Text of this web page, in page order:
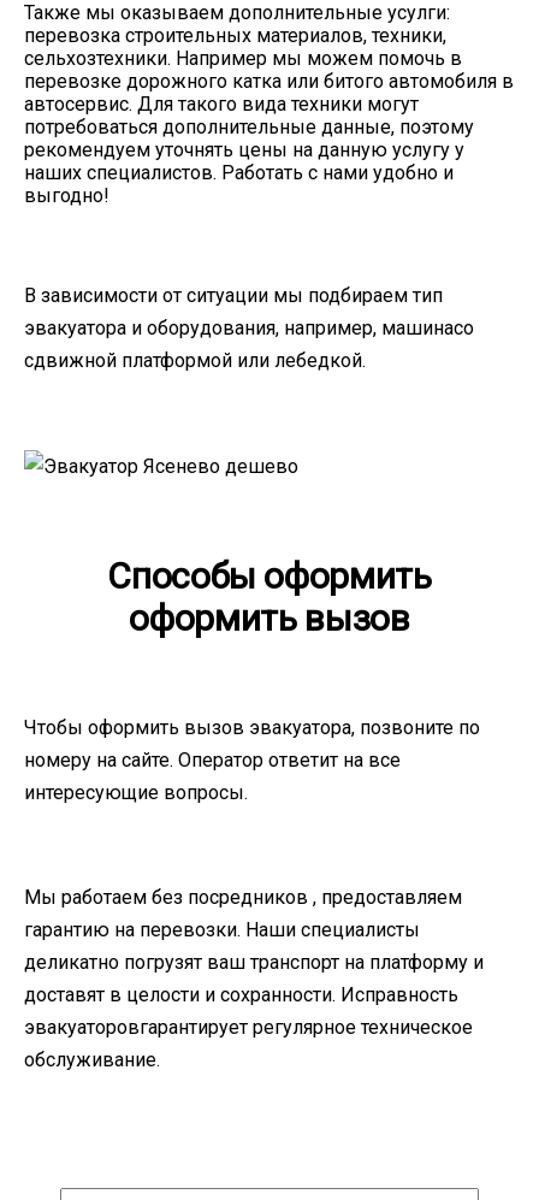
Также мы оказываем дополнительные усулги:
перевозка строительных материалов, техники,
сельхозтехники. Например мы можем помочь в
перевозке дорожного катка или битого автомобиля в
автосервис. Для такого вида техники могут
потребоваться дополнительные данные, поэтому
рекомендуем уточнять цены на данную услугу у
наших специалистов. Работать с нами удобно и
выгодно!
В зависимости от ситуации мы подбираем тип
эвакуатора и оборудования, например, машинасо
сдвижной платформой или лебедкой.
Способы оформить
оформить вызов
Чтобы оформить вызов эвакуатора, позвоните по
номеру на сайте. Оператор ответит на все
интересующие вопросы.
Мы работаем без посредников , предоставляем
гарантию на перевозки. Наши специалисты
деликатно погрузят ваш транспорт на платформу и
доставят в целости и сохранности. Исправность
эвакуаторовгарантирует регулярное техническое
обслуживание.